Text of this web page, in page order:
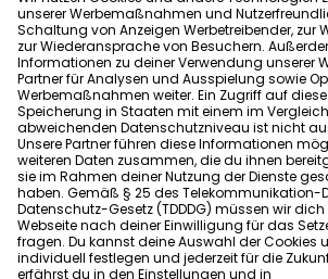
Allgemeine Geschäftsbedingungen
Barrierefreiheit